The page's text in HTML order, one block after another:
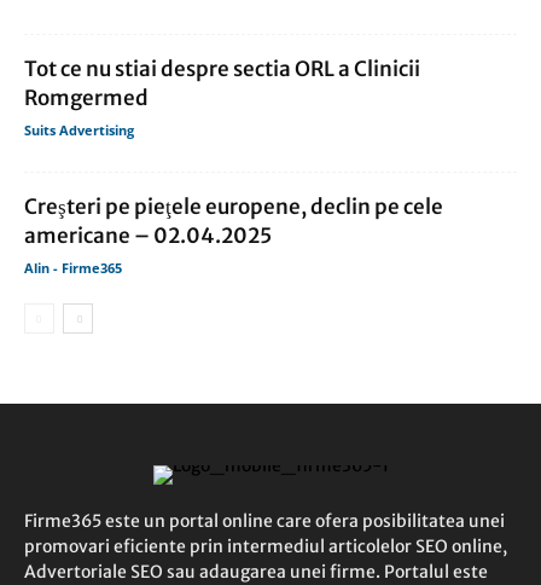
Tot ce nu stiai despre sectia ORL a Clinicii
Romgermed
Suits Advertising
Creşteri pe pieţele europene, declin pe cele
americane – 02.04.2025
Alin - Firme365
Firme365 este un portal online care ofera posibilitatea unei
promovari eficiente prin intermediul articolelor SEO online,
Advertoriale SEO sau adaugarea unei firme. Portalul este